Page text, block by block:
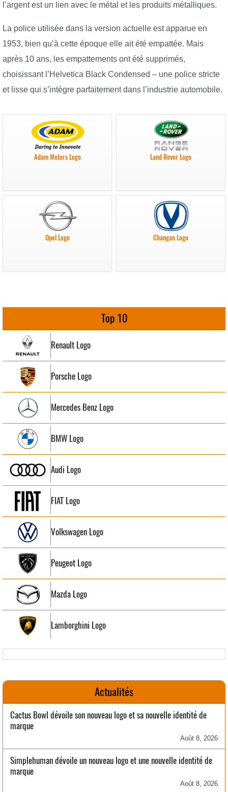
l’argent est un lien avec le métal et les produits métalliques.
La police utilisée dans la version actuelle est apparue en
1953, bien qu’à cette époque elle ait été empattée. Mais
après 10 ans, les empattements ont été supprimés,
choisissant l’Helvetica Black Condensed – une police stricte
et lisse qui s’intègre parfaitement dans l’industrie automobile.
Adam Motors Logo Land Rover Logo
Opel Logo Changan Logo
Top 10
Renault Logo
Porsche Logo
Mercedes Benz Logo
BMW Logo
Audi Logo
FIAT Logo
Volkswagen Logo
Peugeot Logo
Mazda Logo
Lamborghini Logo
Actualités
Cactus Bowl dévoile son nouveau logo et sa nouvelle identité de
marque
Août 8, 2026
Simplehuman dévoile un nouveau logo et une nouvelle identité de
marque
Août 8, 2026